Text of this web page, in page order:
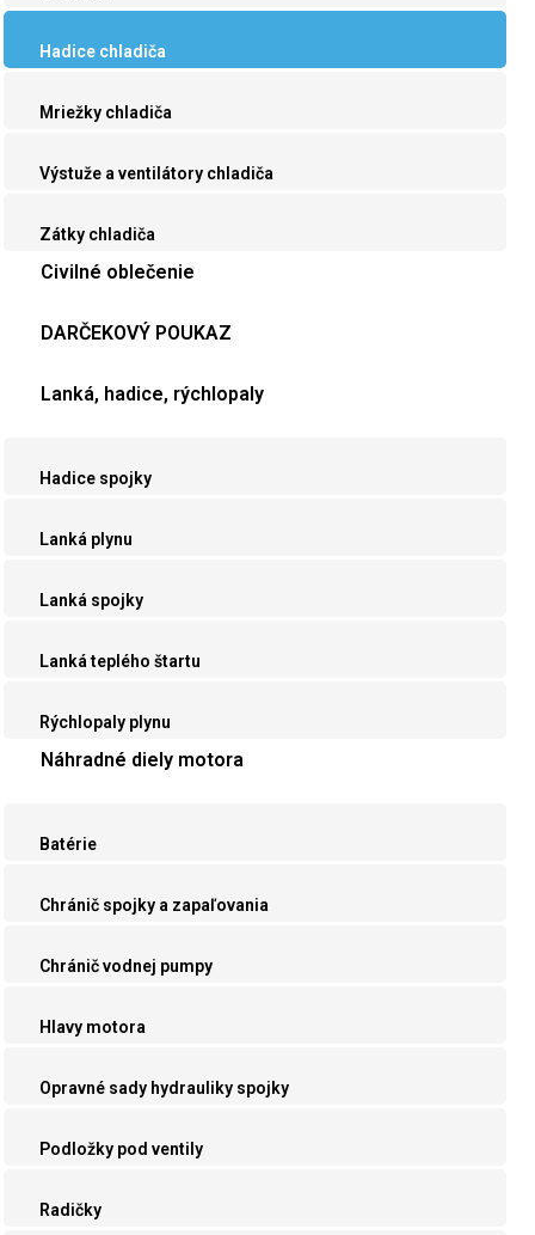
Hadice chladiča
Mriežky chladiča
Výstuže a ventilátory chladiča
Zátky chladiča
Civilné oblečenie
DARČEKOVÝ POUKAZ
Lanká, hadice, rýchlopaly
Hadice spojky
Lanká plynu
Lanká spojky
Lanká teplého štartu
Rýchlopaly plynu
Náhradné diely motora
Batérie
Chránič spojky a zapaľovania
Chránič vodnej pumpy
Hlavy motora
Opravné sady hydrauliky spojky
Podložky pod ventily
Radičky